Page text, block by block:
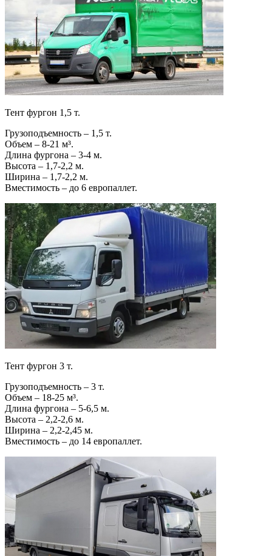
Тент фургон 1,5 т.
Грузоподъемность – 1,5 т.
Объем – 8-21 м³.
Длина фургона – 3-4 м.
Высота – 1,7-2,2 м.
Ширина – 1,7-2,2 м.
Вместимость – до 6 европаллет.
Тент фургон 3 т.
Грузоподъемность – 3 т.
Объем – 18-25 м³.
Длина фургона – 5-6,5 м.
Высота – 2,2-2,6 м.
Ширина – 2,2-2,45 м.
Вместимость – до 14 европаллет.